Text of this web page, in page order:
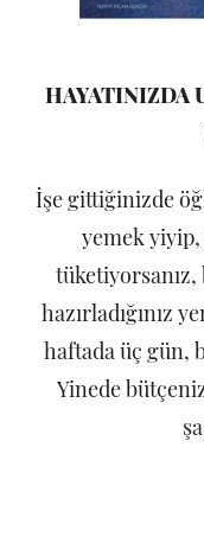
HAYATINIZDA
İşe gittiğinizde
yemek
tüketiyorsanız,
hazırladığınız
haftada üç gün,
Yinede